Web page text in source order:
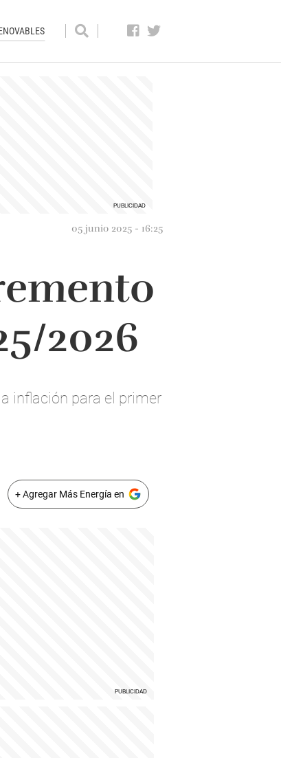
05 junio 2025 - 16:25
2026
inflación para el primer
+ Agregar Más Energía en